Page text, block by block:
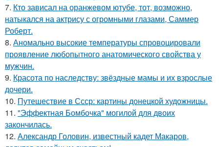
7. Кто зависал на оранжевом ютубе, тот, возможно,
натыкался на актрису с огромными глазами, Саммер
Роберт.
8. Аномально высокие температуры спровоцировали
проявление любопытного анатомического свойства у
мужчин.
9. Красота по наследству: звёздные мамы и их взрослые
дочери.
10. Путешествие в Ссср: картины донецкой художницы.
11. "Эффектная Бомбочка" могилой для двоих
закончилась.
12. Александр Головин, известный кадет Макаров,